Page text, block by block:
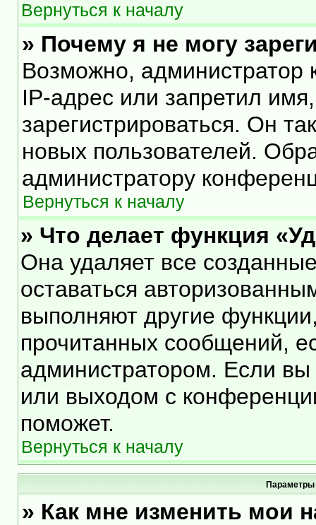
Вернуться к началу
» Почему я не могу
Возможно, администратор
IP-адрес или запретил
зарегистрироваться. Он
новых пользователей.
администратору
Вернуться к началу
» Что делает функция
Она удаляет все
оставаться
выполняют другие
прочитанных сообщений,
администратором. Если
или выходом с
поможет.
Вернуться к началу
Параметры
» Как мне изменить мои